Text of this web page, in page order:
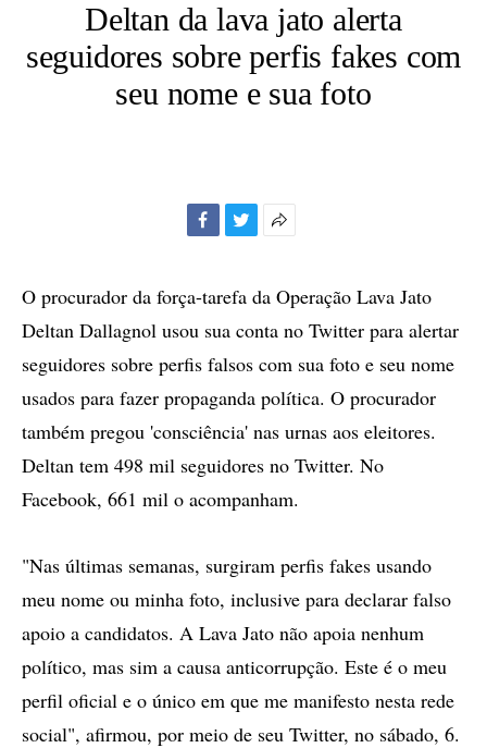
Deltan da lava jato alerta
seguidores sobre perfis fakes com
seu nome e sua foto
compartilhamento
O procurador da força-tarefa da Operação Lava Jato
Deltan Dallagnol usou sua conta no Twitter para alertar
seguidores sobre perfis falsos com sua foto e seu nome
usados para fazer propaganda política. O procurador
também pregou 'consciência' nas urnas aos eleitores.
Deltan tem 498 mil seguidores no Twitter. No
Facebook, 661 mil o acompanham.
"Nas últimas semanas, surgiram perfis fakes usando
meu nome ou minha foto, inclusive para declarar falso
apoio a candidatos. A Lava Jato não apoia nenhum
político, mas sim a causa anticorrupção. Este é o meu
perfil oficial e o único em que me manifesto nesta rede
social", afirmou, por meio de seu Twitter, no sábado, 6.